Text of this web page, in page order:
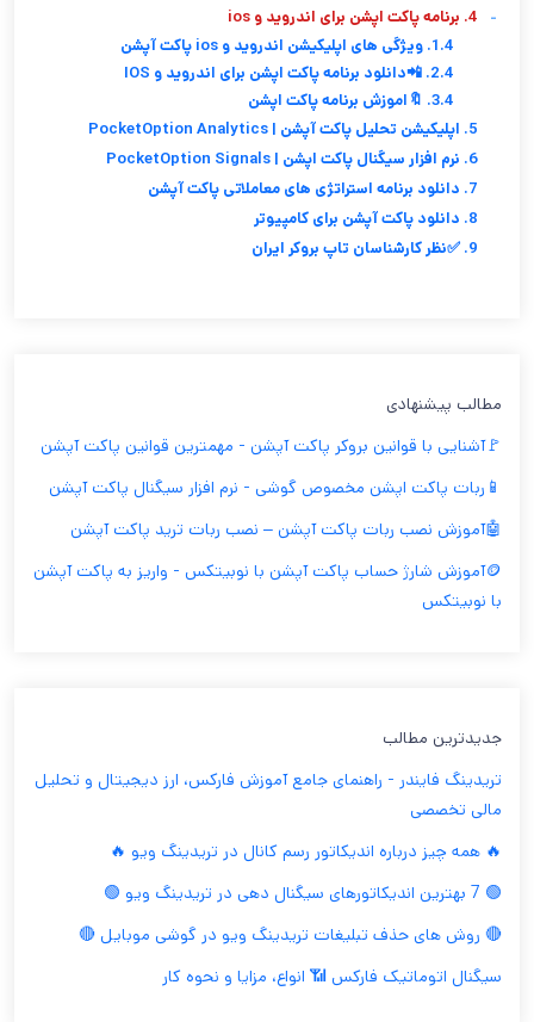
4. برنامه پاکت اپشن برای اندروید و ios
-
1.4. ویژگی های اپلیکیشن اندروید و ios پاکت آپشن
2.4. 📲دانلود برنامه پاکت اپشن برای اندروید و IOS
3.4. 🔖اموزش برنامه پاکت اپشن
5. اپلیکیشن تحلیل پاکت آپشن | PocketOption Analytics
6. نرم افزار سیگنال پاکت اپشن | PocketOption Signals
7. دانلود برنامه استراتژی های معاملاتی پاکت آپشن
8. دانلود پاکت آپشن برای کامپیوتر
9. ✅نظر کارشناسان تاپ بروکر ایران
مطالب پیشنهادی
🚩آشنایی با قوانین بروکر پاکت آپشن - مهمترین قوانین پاکت آپشن
📱ربات پاکت اپشن مخصوص گوشی - نرم افزار سیگنال پاکت آپشن
🤖آموزش نصب ربات پاکت آپشن – نصب ربات ترید پاکت آپشن
🪙آموزش شارژ حساب پاکت آپشن با نوبیتکس - واریز به پاکت آپشن
با نوبیتکس
جدیدترین مطالب
تریدینگ فایندر - راهنمای جامع آموزش فارکس، ارز دیجیتال و تحلیل
مالی تخصصی
🔥 همه چیز درباره اندیکاتور رسم کانال در تریدینگ ویو 🔥
🟢 7 بهترین اندیکاتورهای سیگنال دهی در تریدینگ ویو 🟢
🔴 روش های حذف تبلیغات تریدینگ ویو در گوشی موبایل 🔴
سیگنال اتوماتیک فارکس 📶 انواع، مزایا و نحوه کار